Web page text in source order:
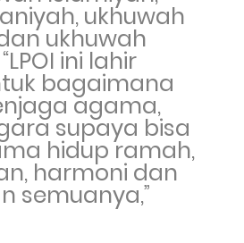
ukhuwah
ukhuwah
ini lahir
bagaimana
agama,
supaya bisa
hidup ramah,
harmoni dan
semuanya,”